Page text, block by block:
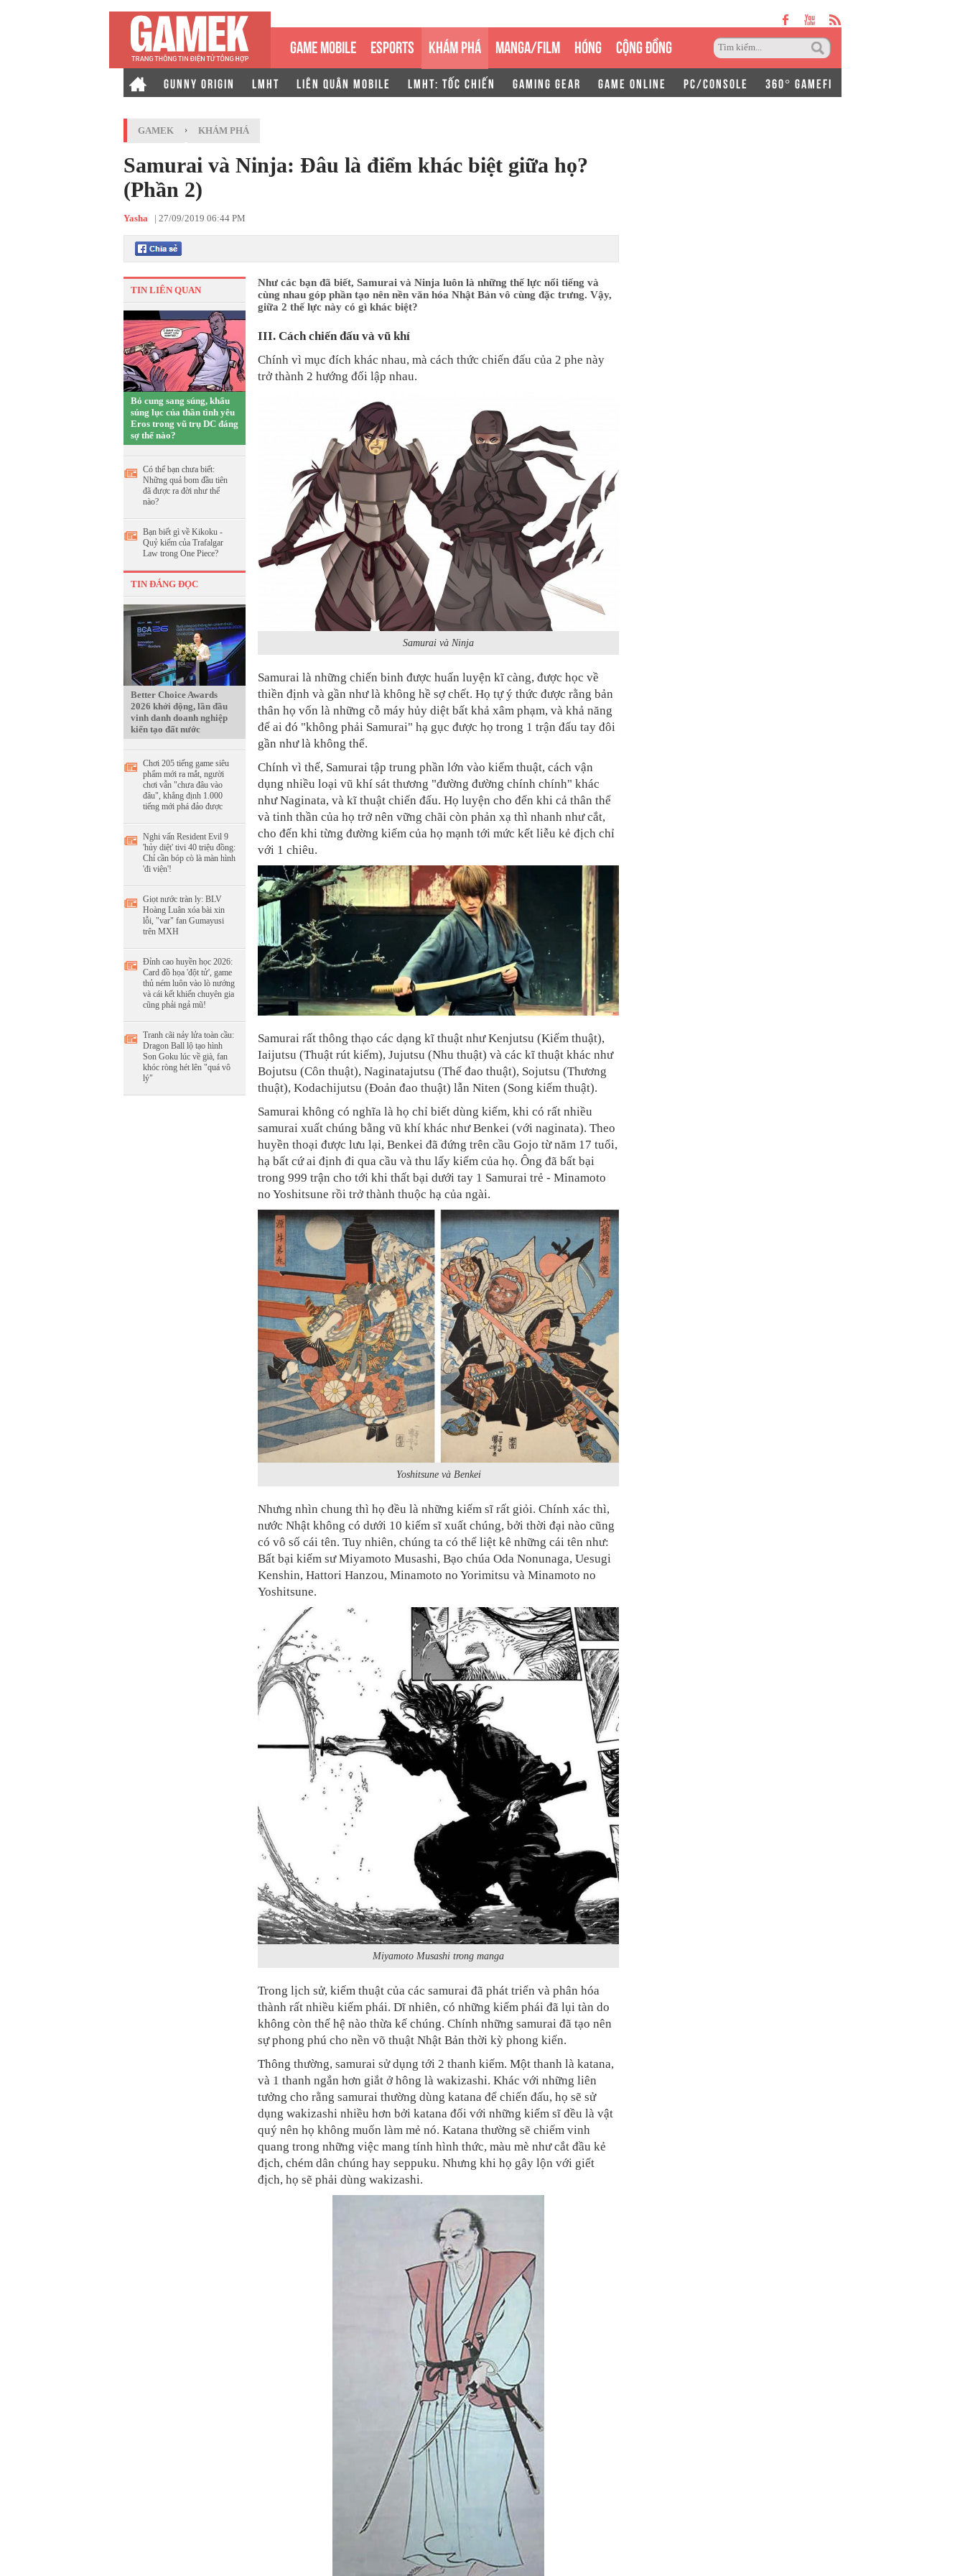
GAME MOBILE ESPORTS KHÁM PHÁ MANGA/FILM HÓNG CỘNG ĐỒNG
GUNNY ORIGIN LMHT LIÊN QUÂN MOBILE LMHT: TỐC CHIẾN GAMING GEAR GAME ONLINE PC/CONSOLE 360° GAMEFI
GAMEK › KHÁM PHÁ
Samurai và Ninja: Đâu là điểm khác biệt giữa họ?
(Phần 2)
Yasha | 27/09/2019 06:44 PM
TIN LIÊN QUAN
Bỏ cung sang súng, khẩu
súng lục của thần tình yêu
Eros trong vũ trụ DC đáng
sợ thế nào?
Có thể bạn chưa biết:
Những quả bom đầu tiên
đã được ra đời như thế
nào?
Bạn biết gì về Kikoku -
Quỷ kiếm của Trafalgar
Law trong One Piece?
TIN ĐÁNG ĐỌC
Better Choice Awards
2026 khởi động, lần đầu
vinh danh doanh nghiệp
kiến tạo đất nước
Chơi 205 tiếng game siêu
phẩm mới ra mắt, người
chơi vẫn "chưa đâu vào
đâu", khẳng định 1.000
tiếng mới phá đảo được
Nghi vấn Resident Evil 9
'hủy diệt' tivi 40 triệu đồng:
Chỉ cần bóp cò là màn hình
'đi viện'!
Giọt nước tràn ly: BLV
Hoàng Luân xóa bài xin
lỗi, "var" fan Gumayusi
trên MXH
Đỉnh cao huyền học 2026:
Card đồ họa 'đột tử', game
thủ ném luôn vào lò nướng
và cái kết khiến chuyên gia
cũng phải ngả mũ!
Tranh cãi nảy lửa toàn cầu:
Dragon Ball lộ tạo hình
Son Goku lúc về già, fan
khóc ròng hét lên "quá vô
lý"
Như các bạn đã biết, Samurai và Ninja luôn là những thế lực nổi tiếng và
cùng nhau góp phần tạo nên nền văn hóa Nhật Bản vô cùng đặc trưng. Vậy,
giữa 2 thế lực này có gì khác biệt?
III. Cách chiến đấu và vũ khí
Chính vì mục đích khác nhau, mà cách thức chiến đấu của 2 phe này
trở thành 2 hướng đối lập nhau.
Samurai và Ninja
Samurai là những chiến binh được huấn luyện kĩ càng, được học về
thiền định và gần như là không hề sợ chết. Họ tự ý thức được rằng bản
thân họ vốn là những cỗ máy hủy diệt bất khả xâm phạm, và khả năng
để ai đó "không phải Samurai" hạ gục được họ trong 1 trận đấu tay đôi
gần như là không thể.
Chính vì thế, Samurai tập trung phần lớn vào kiếm thuật, cách vận
dụng nhiều loại vũ khí sát thương "đường đường chính chính" khác
như Naginata, và kĩ thuật chiến đấu. Họ luyện cho đến khi cả thân thể
và tinh thần của họ trở nên vững chãi còn phản xạ thì nhanh như cắt,
cho đến khi từng đường kiếm của họ mạnh tới mức kết liễu kẻ địch chỉ
với 1 chiêu.
Samurai rất thông thạo các dạng kĩ thuật như Kenjutsu (Kiếm thuật),
Iaijutsu (Thuật rút kiếm), Jujutsu (Nhu thuật) và các kĩ thuật khác như
Bojutsu (Côn thuật), Naginatajutsu (Thế đao thuật), Sojutsu (Thương
thuật), Kodachijutsu (Đoản đao thuật) lẫn Niten (Song kiếm thuật).
Samurai không có nghĩa là họ chỉ biết dùng kiếm, khi có rất nhiều
samurai xuất chúng bằng vũ khí khác như Benkei (với naginata). Theo
huyền thoại được lưu lại, Benkei đã đứng trên cầu Gojo từ năm 17 tuổi,
hạ bất cứ ai định đi qua cầu và thu lấy kiếm của họ. Ông đã bất bại
trong 999 trận cho tới khi thất bại dưới tay 1 Samurai trẻ - Minamoto
no Yoshitsune rồi trở thành thuộc hạ của ngài.
Yoshitsune và Benkei
Nhưng nhìn chung thì họ đều là những kiếm sĩ rất giỏi. Chính xác thì,
nước Nhật không có dưới 10 kiếm sĩ xuất chúng, bởi thời đại nào cũng
có vô số cái tên. Tuy nhiên, chúng ta có thể liệt kê những cái tên như:
Bất bại kiếm sư Miyamoto Musashi, Bạo chúa Oda Nonunaga, Uesugi
Kenshin, Hattori Hanzou, Minamoto no Yorimitsu và Minamoto no
Yoshitsune.
Miyamoto Musashi trong manga
Trong lịch sử, kiếm thuật của các samurai đã phát triển và phân hóa
thành rất nhiều kiếm phái. Dĩ nhiên, có những kiếm phái đã lụi tàn do
không còn thế hệ nào thừa kế chúng. Chính những samurai đã tạo nên
sự phong phú cho nền võ thuật Nhật Bản thời kỳ phong kiến.
Thông thường, samurai sử dụng tới 2 thanh kiếm. Một thanh là katana,
và 1 thanh ngắn hơn giắt ở hông là wakizashi. Khác với những liên
tưởng cho rằng samurai thường dùng katana để chiến đấu, họ sẽ sử
dụng wakizashi nhiều hơn bởi katana đối với những kiếm sĩ đều là vật
quý nên họ không muốn làm mẻ nó. Katana thường sẽ chiếm vinh
quang trong những việc mang tính hình thức, màu mè như cắt đầu kẻ
địch, chém dân chúng hay seppuku. Nhưng khi họ gây lộn với giết
địch, họ sẽ phải dùng wakizashi.